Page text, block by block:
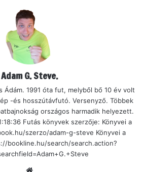
Adam G. Steve.
Ádám. 1991 óta fut, melyből bő 10 év volt
-és hosszútávfutó. Versenyző. Többek
országos harmadik helyezett.
Futás könyvek szerzője: Könyvei a
szerzo/adam-g-steve Könyvei a
bookline.hu/search/search.action?